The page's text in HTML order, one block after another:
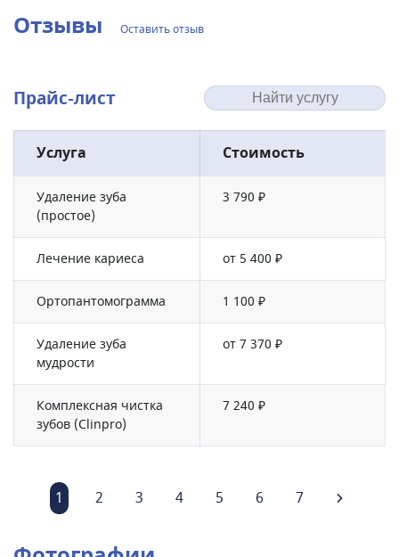
Отзывы Оставить отзыв
Прайс-лист
Услуга Стоимость
Удаление зуба
(простое)
3 790 ₽
Лечение кариеса от 5 400 ₽
Ортопантомограмма 1 100 ₽
Удаление зуба
мудрости
от 7 370 ₽
Комплексная чистка
зубов (Clinpro)
7 240 ₽
1 2 3 4 5 6 7